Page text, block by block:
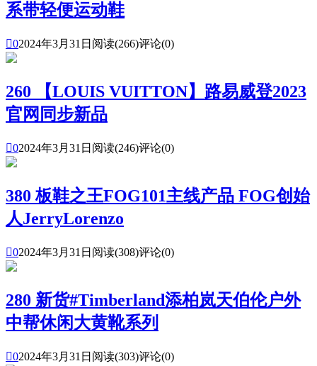
系带轻便运动鞋
02024年3月31日 阅读(266)评论(0)
260 【LOUIS VUITTON】路易威登2023
官网同步新品
02024年3月31日 阅读(246)评论(0)
380 板鞋之王FOG101主线产品 FOG创始
人JerryLorenzo
02024年3月31日 阅读(308)评论(0)
280 新货#Timberland添柏岚天伯伦户外
中帮休闲大黄靴系列
02024年3月31日 阅读(303)评论(0)